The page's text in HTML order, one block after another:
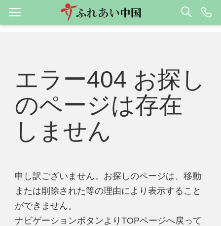
エラー404 お探し
のページは存在
しません
申し訳ございません。お探しのページは、移動
または削除された等の理由により表示すること
ができません。
ナビゲーションボタンよりTOPページへ戻って